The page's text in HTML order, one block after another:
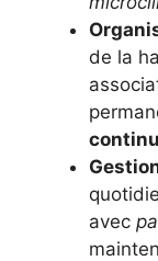
de la
avec